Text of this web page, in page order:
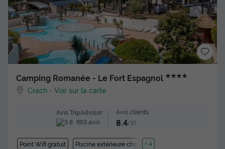
Camping Romanée - Le Fort Espagnol ★★★★
Crach -Voir sur la carte
Avis TripAdvisor
863 avis
Avis clients
8.4/10
Point Wifi gratuit Piscine extérieure chauffée
+ 4